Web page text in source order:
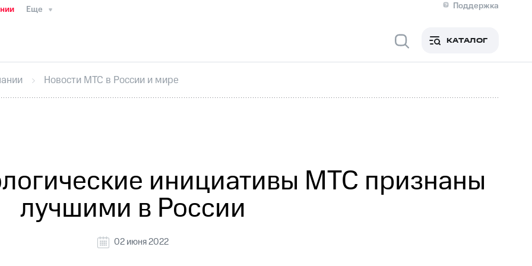
Еще
Поддержка
Медиа-центр
ИнтервьюФинансовая отчетностьКонтактыНовости в регионе
секретарьРаскрытие информации
кабинет акционераАкционерный капиталКонтроль и аудитРынок акций
КАТАЛОГ
Новости МТС в России и мире
инициативы МТС признаны
лучшими в России
02 июня 2022